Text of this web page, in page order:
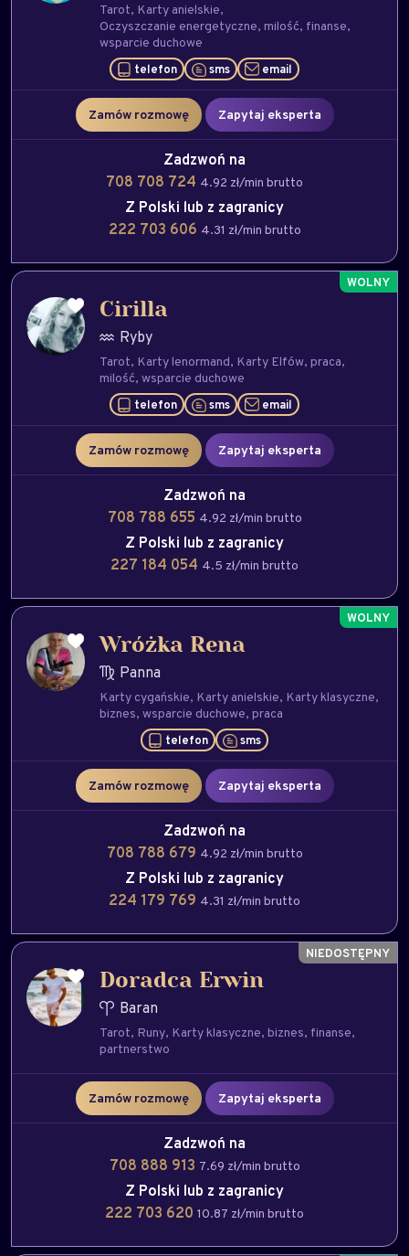
Tarot Karty anielskie
Oczyszczanie energetyczne milość finanse
wsparcie duchowe
telefon sms email
Zamów rozmowę Zapytaj eksperta
Zadzwoń na
708 708 724 4.92 zł/min brutto
Z Polski lub z zagranicy
222 703 606 4.31 zł/min brutto
Cirilla
Ryby
Tarot Karty lenormand Karty Elfów praca
milość wsparcie duchowe
telefon sms email
Zamów rozmowę Zapytaj eksperta
Zadzwoń na
708 788 655 4.92 zł/min brutto
Z Polski lub z zagranicy
227 184 054 4.5 zł/min brutto
Wróżka Rena
Panna
Karty cygańskie Karty anielskie Karty klasyczne
biznes wsparcie duchowe praca
telefon sms
Zamów rozmowę Zapytaj eksperta
Zadzwoń na
708 788 679 4.92 zł/min brutto
Z Polski lub z zagranicy
224 179 769 4.31 zł/min brutto
Doradca Erwin
Baran
Tarot Runy Karty klasyczne biznes finanse
partnerstwo
Zamów rozmowę Zapytaj eksperta
Zadzwoń na
708 888 913 7.69 zł/min brutto
Z Polski lub z zagranicy
222 703 620 10.87 zł/min brutto